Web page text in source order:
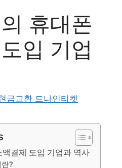
휴대폰
입 기업
금교환 드나인티켓
결제 도입 기업과 역사
?